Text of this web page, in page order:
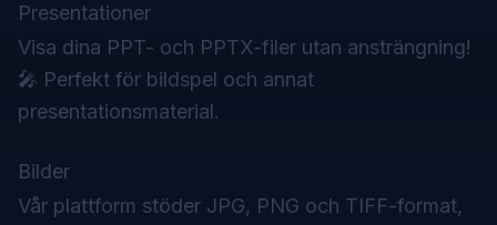
Presentationer
Visa dina PPT- och PPTX-filer utan ansträngning!
🎤 Perfekt för bildspel och annat
presentationsmaterial.
Bilder
Vår plattform stöder JPG, PNG och TIFF-format,